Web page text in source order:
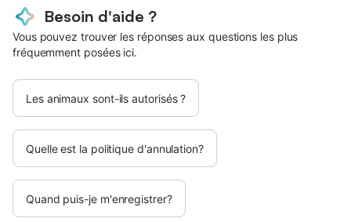
Besoin d'aide ?
Vous pouvez trouver les réponses aux questions les plus
fréquemment posées ici.
Les animaux sont-ils autorisés ?
Quelle est la politique d'annulation?
Quand puis-je m'enregistrer?